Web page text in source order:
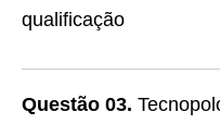
qualificação
Questão 03.